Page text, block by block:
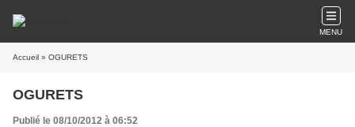
MENU
Accueil » OGURETS
OGURETS
Publié le 08/10/2012 à 06:52